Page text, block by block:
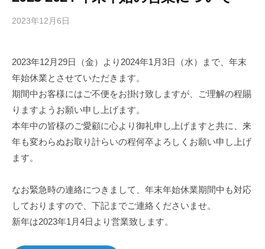
2023年12月6日
u
m
p
e
u
t
a
2023年12月29日（金）より2024年1月3日（水）まで、年末
年始休業とさせていただきます。
期間中お客様にはご不便をお掛け致しますが、ご理解の程賜
りますようお願い申し上げます。
本年中の皆様のご愛顧に心より御礼申し上げますと共に、来
年も変わらぬお取り計らいの程何卒よろしくお願い申し上げ
ます。
なお緊急時の連絡につきまして、年末年始休業期間中も対応
しておりますので、下記までご連絡くださいませ。
新年は2023年1月4日より営業致します。